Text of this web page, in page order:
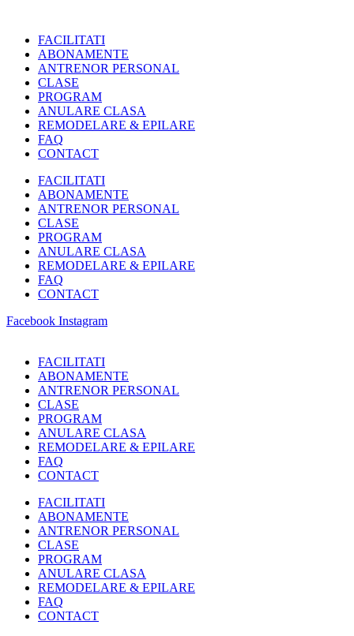
FACILITATI
ABONAMENTE
ANTRENOR PERSONAL
CLASE
PROGRAM
ANULARE CLASA
REMODELARE & EPILARE
FAQ
CONTACT
FACILITATI
ABONAMENTE
ANTRENOR PERSONAL
CLASE
PROGRAM
ANULARE CLASA
REMODELARE & EPILARE
FAQ
CONTACT
Facebook Instagram
FACILITATI
ABONAMENTE
ANTRENOR PERSONAL
CLASE
PROGRAM
ANULARE CLASA
REMODELARE & EPILARE
FAQ
CONTACT
FACILITATI
ABONAMENTE
ANTRENOR PERSONAL
CLASE
PROGRAM
ANULARE CLASA
REMODELARE & EPILARE
FAQ
CONTACT